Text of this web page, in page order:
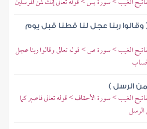
ربنا عجل لنا قطنا قبل يوم
الغيب > سورة ص > قوله تعالى وقالوا ربنا عجل
الرسل )
الغيب > سورة الأحقاف > قوله تعالى فاصبر كما
الرسل